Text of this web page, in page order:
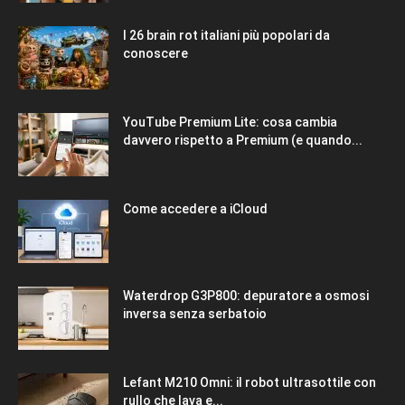
I 26 brain rot italiani più popolari da
conoscere
YouTube Premium Lite: cosa cambia
davvero rispetto a Premium (e quando...
Come accedere a iCloud
Waterdrop G3P800: depuratore a osmosi
inversa senza serbatoio
Lefant M210 Omni: il robot ultrasottile con
rullo che lava e...